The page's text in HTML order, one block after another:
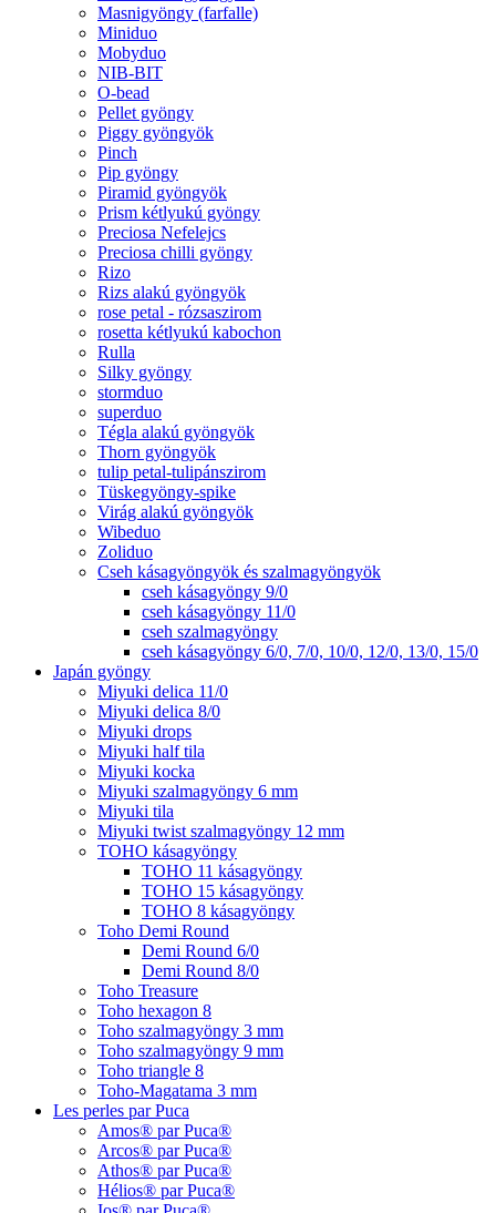
Masnigyöngy (farfalle)
Miniduo
Mobyduo
NIB-BIT
O-bead
Pellet gyöngy
Piggy gyöngyök
Pinch
Pip gyöngy
Piramid gyöngyök
Prism kétlyukú gyöngy
Preciosa Nefelejcs
Preciosa chilli gyöngy
Rizo
Rizs alakú gyöngyök
rose petal - rózsaszirom
rosetta kétlyukú kabochon
Rulla
Silky gyöngy
stormduo
superduo
Tégla alakú gyöngyök
Thorn gyöngyök
tulip petal-tulipánszirom
Tüskegyöngy-spike
Virág alakú gyöngyök
Wibeduo
Zoliduo
Cseh kásagyöngyök és szalmagyöngyök
cseh kásagyöngy 9/0
cseh kásagyöngy 11/0
cseh szalmagyöngy
cseh kásagyöngy 6/0, 7/0, 10/0, 12/0, 13/0, 15/0
Japán gyöngy
Miyuki delica 11/0
Miyuki delica 8/0
Miyuki drops
Miyuki half tila
Miyuki kocka
Miyuki szalmagyöngy 6 mm
Miyuki tila
Miyuki twist szalmagyöngy 12 mm
TOHO kásagyöngy
TOHO 11 kásagyöngy
TOHO 15 kásagyöngy
TOHO 8 kásagyöngy
Toho Demi Round
Demi Round 6/0
Demi Round 8/0
Toho Treasure
Toho hexagon 8
Toho szalmagyöngy 3 mm
Toho szalmagyöngy 9 mm
Toho triangle 8
Toho-Magatama 3 mm
Les perles par Puca
Amos® par Puca®
Arcos® par Puca®
Athos® par Puca®
Hélios® par Puca®